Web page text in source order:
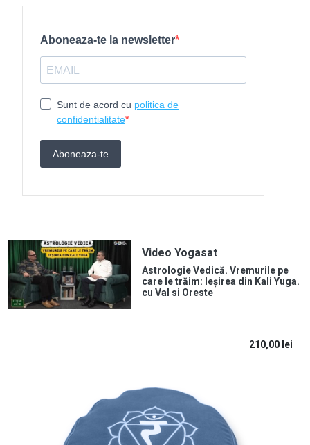
Video Yogasat
Astrologie Vedică. Vremurile pe
care le trăim: Ieșirea din Kali Yuga.
cu Val si Oreste
210,00 lei